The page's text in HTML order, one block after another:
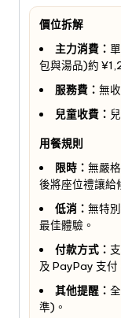
價位拆解
主力消費：
包與湯品)約
服務費： 無
兒童收費：
用餐規則
限時： 無嚴
後將座位禮讓給
低消： 無特
最佳體驗。
付款方式：
及 PayPay 支付
其他提醒：
準)。